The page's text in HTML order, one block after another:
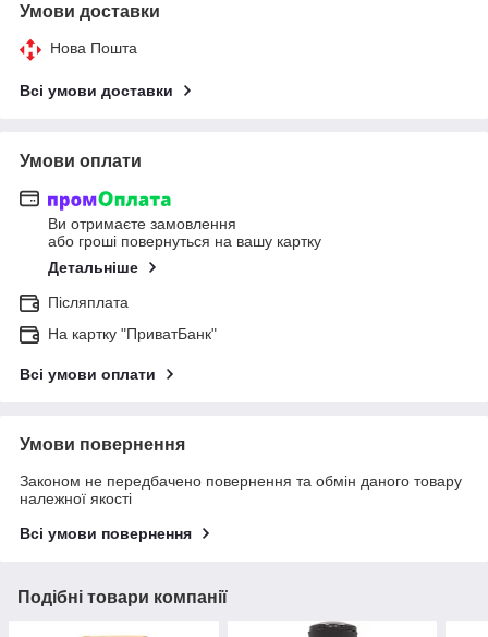
Умови доставки
Нова Пошта
Всі умови доставки
Умови оплати
Ви отримаєте замовлення
або гроші повернуться на вашу картку
Детальніше
Післяплата
На картку "ПриватБанк"
Всі умови оплати
Умови повернення
Законом не передбачено повернення та обмін даного товару
належної якості
Всі умови повернення
Подібні товари компанії